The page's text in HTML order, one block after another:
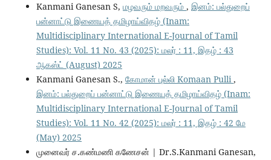
Kanmani Ganesan S, மழவரும் மறவரும் , இனம்: பல்துறைப்
பன்னாட்டு இணையத் தமிழாய்விதழ் (Inam:
Multidisciplinary International E-Journal of Tamil
Studies): Vol. 11 No. 43 (2025): மலர் : 11, இதழ் : 43
ஆகஸ்ட் (August) 2025
Kanmani Ganesan S., கோமான் புல்லி Komaan Pulli,
இனம்: பல்துறைப் பன்னாட்டு இணையத் தமிழாய்விதழ் (Inam:
Multidisciplinary International E-Journal of Tamil
Studies): Vol. 11 No. 42 (2025): மலர் : 11, இதழ் : 42 மே
(May) 2025
முனைவர் ச.கண்மணி கணேசன் | Dr.S.Kanmani Ganesan,